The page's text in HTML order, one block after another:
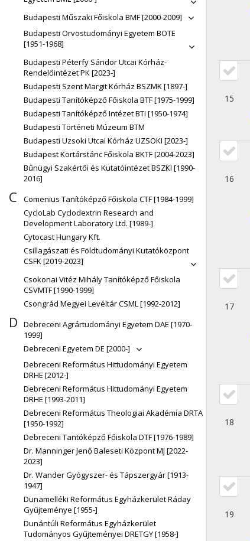
Budapesti Műszaki Főiskola BMF [2000-2009]
Budapesti Orvostudományi Egyetem BOTE
[1951-1968]
Budapesti Péterfy Sándor Utcai Kórház-
Rendelőintézet PK [2023-]
Budapesti Szent Margit Kórház BSZMK [1897-]
Budapesti Tanítóképző Főiskola BTF [1975-1999]
Budapesti Tanítóképző Intézet BTI [1950-1974]
Budapesti Történeti Múzeum BTM
Budapesti Uzsoki Utcai Kórház UZSOKI [2023-]
Budapest Kortárstánc Főiskola BKTF [2004-2023]
Bűnügyi Szakértői és Kutatóintézet BSZKI [1990-
2016]
C
Comenius Tanítóképző Főiskola CTF [1984-1999]
CycloLab Cyclodextrin Research and
Development Laboratory Ltd. [1989-]
Cytocast Hungary Kft.
Csillagászati és Földtudományi Kutatóközpont
CSFK [2019-2023]
Csokonai Vitéz Mihály Tanítóképző Főiskola
CSVMTF [1990-1999]
Csongrád Megyei Levéltár CSML [1992-2012]
D
Debreceni Agrártudományi Egyetem DAE [1970-
1999]
Debreceni Egyetem DE [2000-]
Debreceni Református Hittudományi Egyetem
DRHE [2012-]
Debreceni Református Hittudományi Egyetem
DRHE [1993-2011]
Debreceni Református Theologiai Akadémia DRTA
[1950-1992]
Debreceni Tantóképző Főiskola DTF [1976-1989]
Dr. Manninger Jenő Baleseti Központ MJ [2022-
2023]
Dr. Wander Gyógyszer- és Tápszergyár [1913-
1947]
Dunamelléki Református Egyházkerület Ráday
Gyűjteménye [1955-]
Dunántúli Református Egyházkerület
Tudományos Gyűjteményei DRETGY [1958-]
15
16
17
18
19